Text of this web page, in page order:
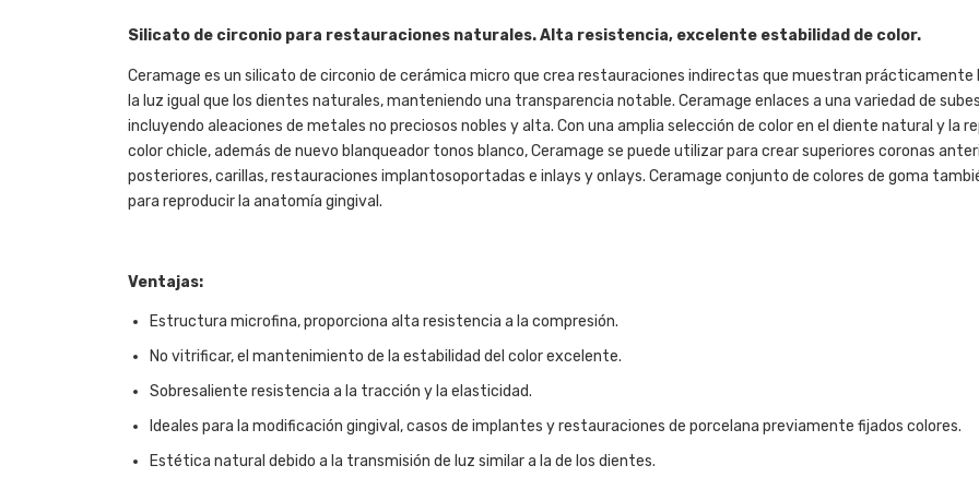
Silicato de circonio para restauraciones naturales. Alta resistencia, excelente estabilidad de color.
Ceramage es un silicato de circonio de cerámica micro que crea restauraciones indirectas que muestran prácticamente
la luz igual que los dientes naturales, manteniendo una transparencia notable. Ceramage enlaces a una variedad de
incluyendo aleaciones de metales no preciosos nobles y alta. Con una amplia selección de color en el diente natural y la
color chicle, además de nuevo blanqueador tonos blanco, Ceramage se puede utilizar para crear superiores coronas
posteriores, carillas, restauraciones implantosoportadas e inlays y onlays. Ceramage conjunto de colores de goma
para reproducir la anatomía gingival.
Ventajas:
Estructura microfina, proporciona alta resistencia a la compresión.
No vitrificar, el mantenimiento de la estabilidad del color excelente.
Sobresaliente resistencia a la tracción y la elasticidad.
Ideales para la modificación gingival, casos de implantes y restauraciones de porcelana previamente fijados colores.
Estética natural debido a la transmisión de luz similar a la de los dientes.